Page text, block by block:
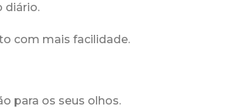
diário.
com mais facilidade.
para os seus olhos.